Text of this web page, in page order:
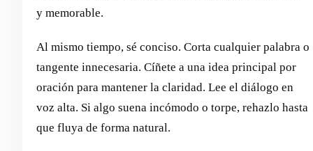
y memorable.
Al mismo tiempo, sé conciso. Corta cualquier palabra o
tangente innecesaria. Cíñete a una idea principal por
oración para mantener la claridad. Lee el diálogo en
voz alta. Si algo suena incómodo o torpe, rehazlo hasta
que fluya de forma natural.